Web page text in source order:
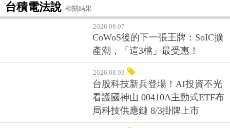
台積電法說 相關結果
2026.08.07
CoWoS後的下一張王牌：SoIC擴
產潮，「這3檔」最受惠！
2026.08.03
台股科技新兵登場！AI投資不光
看護國神山 00410A主動式ETF布
局科技供應鏈 8/3掛牌上市